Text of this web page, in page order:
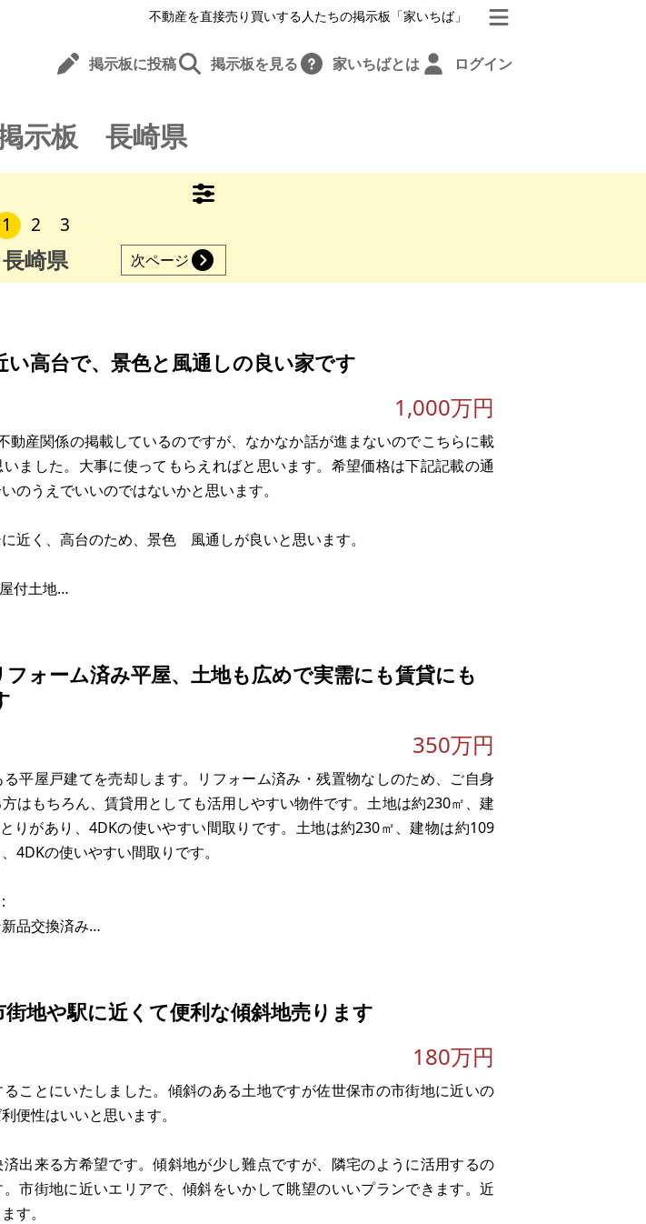
不動産を直接売り買いする人たちの掲示板「家いちば」
掲示板に投稿 掲示板を見る 家いちばとは ログイン
示板 長崎県
1 2 3
長崎県 次ページ
い高台で、景色と風通しの良い家です
1,000万円
動産関係の掲載しているのですが、なかなか話が進まないのでこちらに載
ました。大事に使ってもらえればと思います。希望価格は下記記載の通
のうえでいいのではないかと思います。
近く、高台のため、景色 風通しが良いと思います。
付土地
2階（木造）延床面積172㎡
他異常なし
1,000万円（応相談）
公簿売買でのお取引きとなります。
ォーム済み平屋、土地も広めで実需にも賃貸にも
350万円
平屋戸建てを売却します。リフォーム済み・残置物なしのため、ご自身
はもちろん、賃貸用としても活用しやすい物件です。土地は約230㎡、建
りがあり、4DKの使いやすい間取りです。土地は約230㎡、建物は約109
4DKの使いやすい間取りです。
品交換済み
利用開始できます）
いており、そのまま生活や賃貸募集の準備を進められます。投資用とし
相場では月額約4～5
地や駅に近くて便利な傾斜地売ります
180万円
ことにいたしました。傾斜のある土地ですが佐世保市の市街地に近いの
便性はいいと思います。
出来る方希望です。傾斜地が少し難点ですが、隣宅のように活用するの
。市街地に近いエリアで、傾斜をいかして眺望のいいプランできます。近
す。